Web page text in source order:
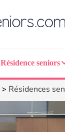
Résidence seniors
> Résidences